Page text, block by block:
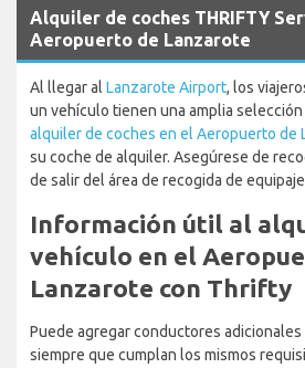
Alquiler de coches THRIFTY
Aeropuerto de Lanzarote
Al llegar al Lanzarote Airport, los
un vehículo tienen una amplia selección
alquiler de coches en el Aeropuerto de
su coche de alquiler. Asegúrese de
de salir del área de recogida de
Información útil al
vehículo en el
Lanzarote con Thrifty
Puede agregar conductores
siempre que cumplan los mismos